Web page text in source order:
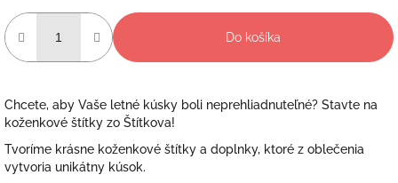
Do košíka
Chcete, aby Vaše letné kúsky boli neprehliadnuteľné? Stavte na
koženkové štítky zo Štítkova!
Tvoríme krásne koženkové štítky a doplnky, ktoré z oblečenia
vytvoria unikátny kúsok.